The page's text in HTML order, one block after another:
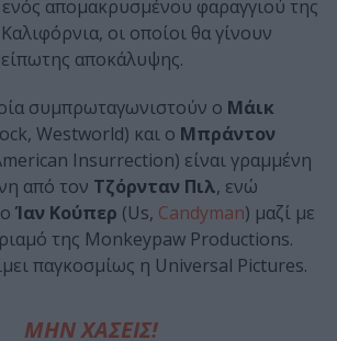
ενός απομακρυσμένου φαραγγιού της
οι οποίοι θα γίνουν
αποκάλυψης.
συμπρωταγωνιστούν ο Μάικ
Westworld) και ο Μπράντον
Insurrection) είναι γραμμένη
από τον Τζόρνταν Πιλ, ενώ
Ίαν Κούπερ (Us, Candyman) μαζί με
της Monkeypaw Productions.
παγκοσμίως η Universal Pictures.
ΜΗΝ ΧΑΣΕΙΣ!